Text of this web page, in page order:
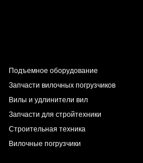
Подъемное оборудование
Запчасти вилочных погрузчиков
Вилы и удлинители вил
Запчасти для стройтехники
Строительная техника
Вилочные погрузчики